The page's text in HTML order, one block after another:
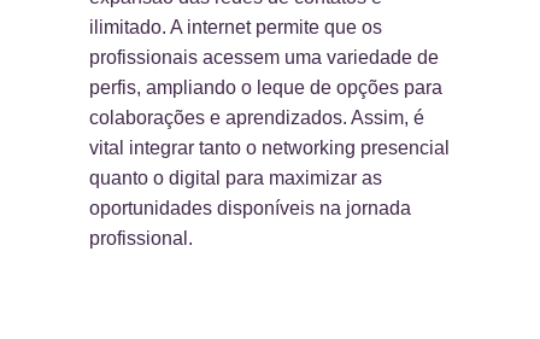
ilimitado. A internet permite que os
profissionais acessem uma variedade de
perfis, ampliando o leque de opções para
colaborações e aprendizados. Assim, é
vital integrar tanto o networking presencial
quanto o digital para maximizar as
oportunidades disponíveis na jornada
profissional.